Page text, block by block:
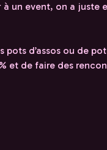
un event, on a juste
pots d’assos ou de
et de faire des